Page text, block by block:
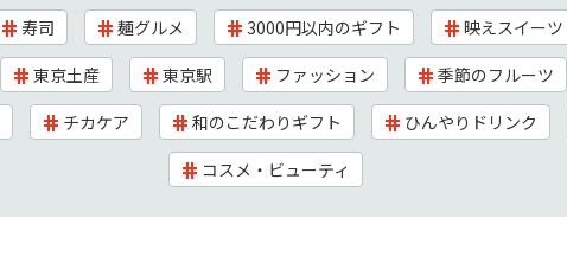
寿司
麺グルメ 3000円以内のギフト 映えスイーツ
東京土産
東京駅 ファッション 季節のフルーツ
チカケア
和のこだわりギフト ひんやりドリンク
コスメ・ビューティ